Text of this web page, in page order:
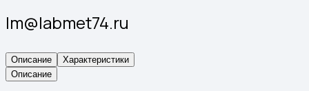
lm@labmet74.ru
Описание
Характеристики
Описание